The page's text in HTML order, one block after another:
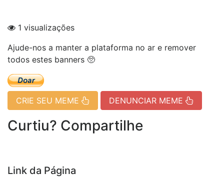
1 visualizações
Ajude-nos a manter a plataforma no ar e remover
todos estes banners 🥺
CRIE SEU MEME DENUNCIAR MEME
Curtiu? Compartilhe
Link da Página